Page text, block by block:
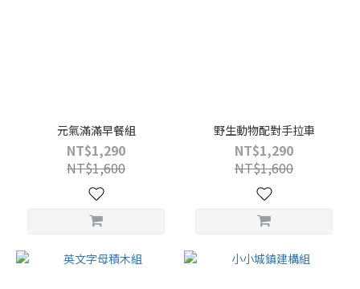
元氣滿滿早餐組
NT$1,290
NT$1,600
野生動物配對手拉車
NT$1,290
NT$1,600